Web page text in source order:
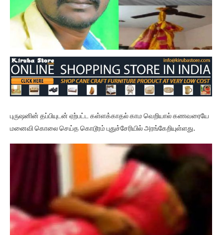
புருஷனின் தப்பியுடன் ஏற்பட்ட கள்ளக்காதல் காம வெறியால் கணவரையே
மனைவி கொலை செய்த கொடூரம் புதுச்சேரியில் அரங்கேறியுள்ளது.